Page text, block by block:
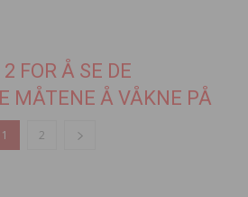
FOR Å SE DE
MÅTENE Å VÅKNE PÅ
1 2